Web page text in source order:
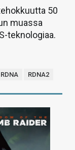
50
muassa
teknologiaa.
RDNA RDNA2